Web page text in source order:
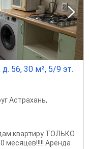
56, 30 м², 5/9 эт.
Астрахань,
квартиру ТОЛЬКО
месяцев!!!!! Аренда